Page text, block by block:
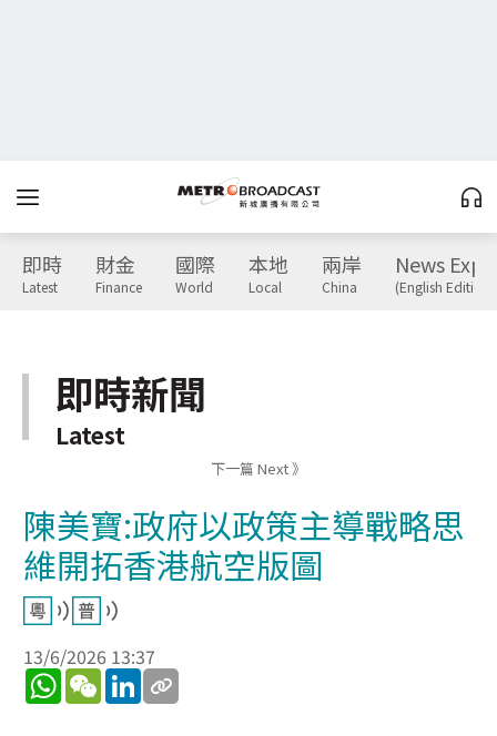
即時
Latest
財金
Finance
國際
World
本地
Local
兩岸
China
News
(English Edition)
即時新聞
Latest
下一篇 Next 》
陳美寶:政府以政策主導戰略思
維開拓香港航空版圖
13/6/2026 13:37
WhatsApp
WeChatLinkedIn